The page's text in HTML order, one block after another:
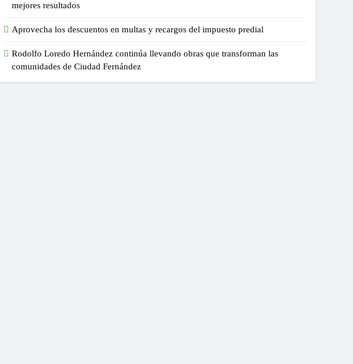
mejores resultados
Aprovecha los descuentos en multas y recargos del impuesto predial
Rodolfo Loredo Hernández continúa llevando obras que transforman las
comunidades de Ciudad Fernández